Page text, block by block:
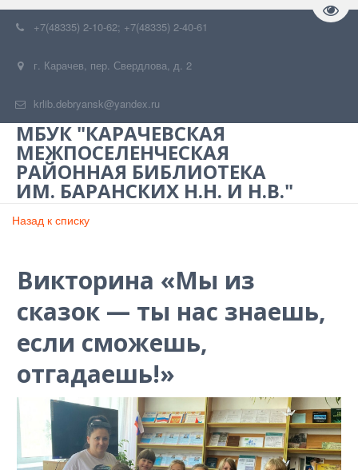
+7(48335) 2-10-62; +7(48335) 2-40-61
г. Карачев, пер. Свердлова, д. 2
krlib.debryansk@yandex.ru
МБУК "КАРАЧЕВСКАЯ
МЕЖПОСЕЛЕНЧЕСКАЯ
РАЙОННАЯ БИБЛИОТЕКА
ИМ. БАРАНСКИХ Н.Н. И Н.В."
Назад к списку
Викторина «Мы из
сказок — ты нас знаешь,
если сможешь,
отгадаешь!»